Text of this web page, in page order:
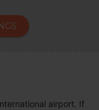
airport. If